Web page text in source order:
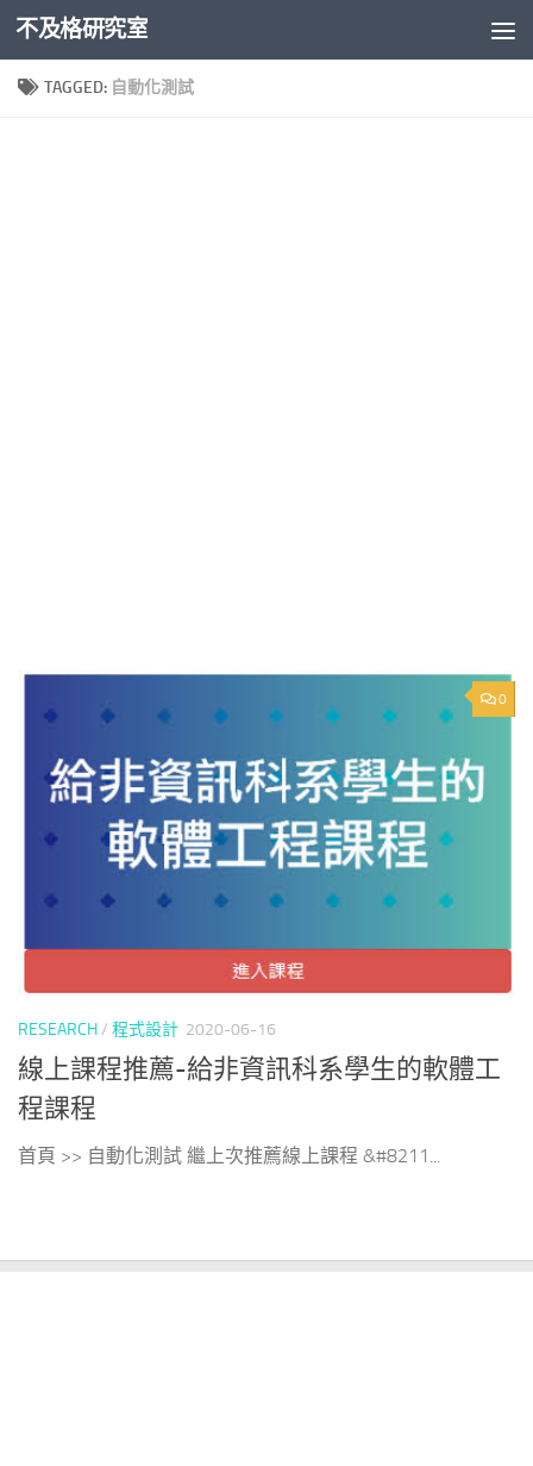
Skip to content
不及格研究室
TAGGED: 自動化測試
0
RESEARCH/ 程式設計 2020-06-16
線上課程推薦-給非資訊科系學生的軟體工
程課程
首頁 >> 自動化測試 繼上次推薦線上課程 &#8211...